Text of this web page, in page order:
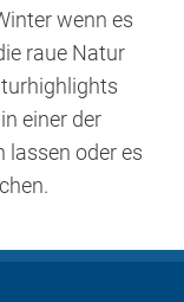
wenn es
raue Natur
einer der
lassen oder es